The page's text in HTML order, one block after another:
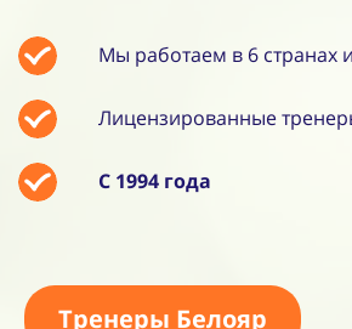
Мы работаем в 6 странах
Лицензированные
С 1994 года
Тренеры Белояр